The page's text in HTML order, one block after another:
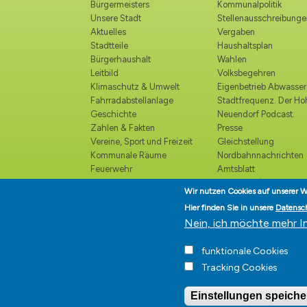
Bürgermeisters
Unsere Stadt
Aktuelles
Stadtteile
Bürgerhaushalt
Leitbild
Klimaschutz & Umwelt
Fahrradabstellanlage
Geschichte
Zahlen & Fakten
Vereine, Sport und Freizeit
Kommunale Räume
Feuerwehr
Kommunalpolitik
Vergaben
Haushaltsplan
Wahlen
Volksbegehren
Eigenbetrieb Abwasser
Stadtfrequenz. Der
Neuendorf Podcast.
Presse
Gleichstellung
Nordbahnnachrichten
Amtsblatt
Bekanntmachungen
Ehrenbürger
Stadt Hohen Neuendorf •
Wir nutzen Cookies auf unserer
Hier finden Sie in unsere
Nein, ich möchte mehr
funktionale Cookies
Tracking Cookies
Einstellungen